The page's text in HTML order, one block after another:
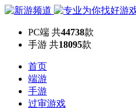
PC端 共44738款
手游 共18095款
首页
端游
手游
过审游戏